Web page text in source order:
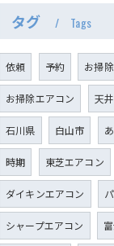
タグ Tags
依頼 予約 お掃
お掃除エアコン 天
石川県 白山市
時期 東芝エアコン
ダイキンエアコン
シャープエアコン